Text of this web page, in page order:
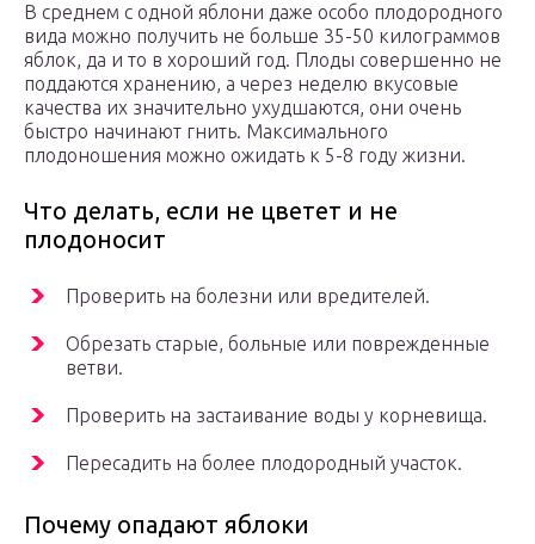
В среднем с одной яблони даже особо плодородного
вида можно получить не больше 35-50 килограммов
яблок, да и то в хороший год. Плоды совершенно не
поддаются хранению, а через неделю вкусовые
качества их значительно ухудшаются, они очень
быстро начинают гнить. Максимального
плодоношения можно ожидать к 5-8 году жизни.
Что делать, если не цветет и не
плодоносит
Проверить на болезни или вредителей.
Обрезать старые, больные или поврежденные
ветви.
Проверить на застаивание воды у корневища.
Пересадить на более плодородный участок.
Почему опадают яблоки